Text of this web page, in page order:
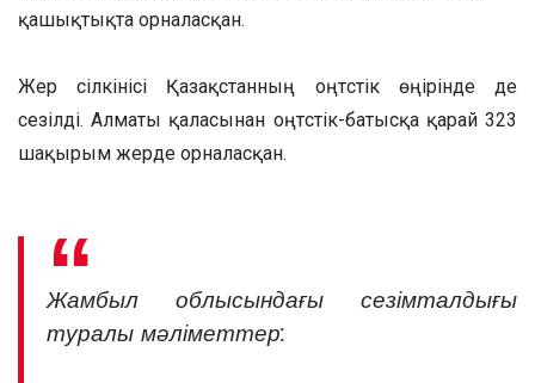
қашықтықта орналасқан.
Жер сілкінісі Қазақстанның оңтүстік өңірінде де
сезілді. Алматы қаласынан оңтүстік-батысқа қарай 323
шақырым жерде орналасқан.
Жамбыл облысындағы сезімталдығы
туралы мәліметтер: